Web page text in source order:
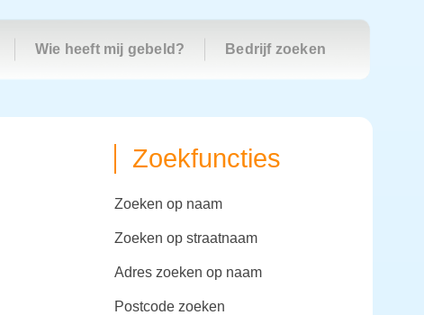
Wie heeft mij gebeld? Bedrijf zoeken
Zoekfuncties
zoeken op naam
zoeken op straatnaam
adres zoeken op naam
postcode zoeken